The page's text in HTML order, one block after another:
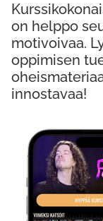
on helppo
motivoivaa.
oppimisen
innostavaa!